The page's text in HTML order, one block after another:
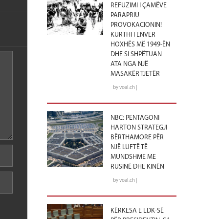
REFUZIMI I ÇAMËVE
PARAPRIU
PROVOKACIONIN!
KURTHI I ENVER
HOXHËS MË 1949-ËN
DHE SI SHPËTUAN
ATA NGA NJË
MASAKËR TJETËR
by voal.ch |
NBC: PENTAGONI
HARTON STRATEGJI
BËRTHAMORE PËR
NJË LUFTË TË
MUNDSHME ME
RUSINË DHE KINËN
by voal.ch |
KËRKESA E LDK-SË